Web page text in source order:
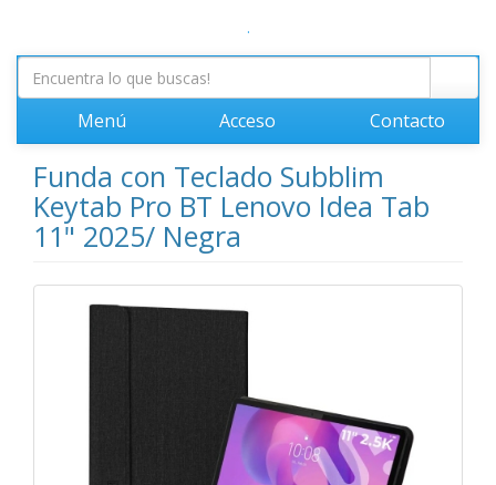
.
Menú Acceso Contacto
Funda con Teclado Subblim
Keytab Pro BT Lenovo Idea Tab
11" 2025/ Negra